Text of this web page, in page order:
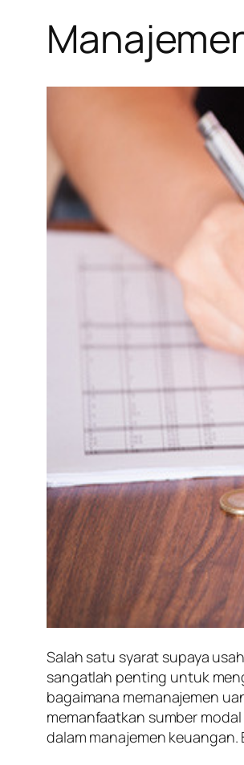
Salah satu syarat supaya
sangatlah penting untuk
bagaimana memanajemen
memanfaatkan sumber
dalam manajemen